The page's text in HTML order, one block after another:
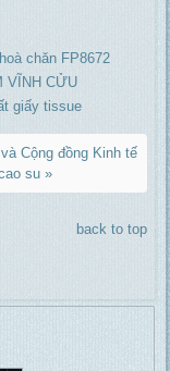
chăn FP8672
VĨNH CỬU
giấy tissue
Cộng đồng Kinh tế
su »
back to top